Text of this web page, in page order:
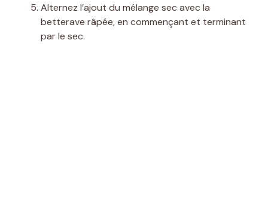
Alternez l’ajout du mélange sec avec la
betterave râpée, en commençant et terminant
par le sec.